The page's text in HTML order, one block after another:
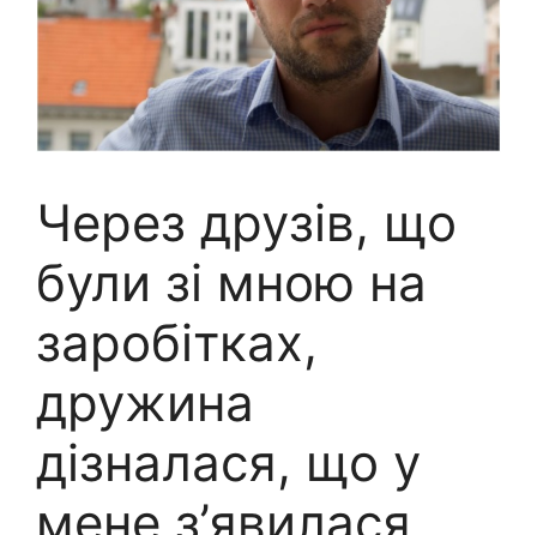
Через друзів, що
були зі мною на
заробітках,
дружина
дізналася, що у
мене з’явилася